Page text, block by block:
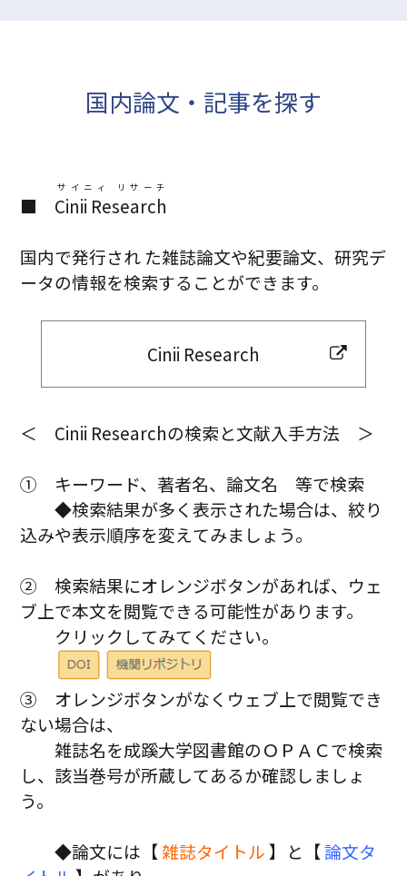
国内論文・記事を探す
■ Cinii Research
サイニィ リサーチ
国内で発行され た雑誌論文や紀要論文、研究デ
ータの情報を検索することができます。
Cinii Research
＜ Cinii Researchの検索と文献入手方法 ＞
① キーワード、著者名、論文名 等で検索
◆検索結果が多く表示された場合は、絞り
込みや表示順序を変えてみましょう。
② 検索結果にオレンジボタンがあれば、ウェ
ブ上で本文を閲覧できる可能性があります。
クリックしてみてください。
③ オレンジボタンがなくウェブ上で閲覧でき
ない場合は、
雑誌名を成蹊大学図書館のＯＰＡＣで検索
し、該当巻号が所蔵してあるか確認しましょ
う。
◆論文には【雑誌タイトル】と【論文タ